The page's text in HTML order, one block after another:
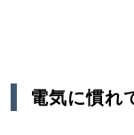
電気に慣れ